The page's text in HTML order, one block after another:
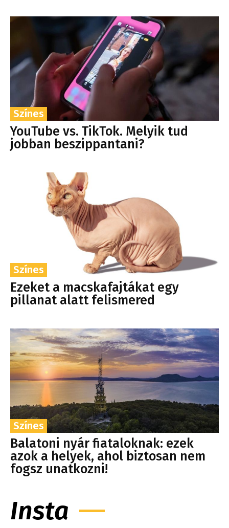
Színes
YouTube vs. TikTok. Melyik tud
jobban beszippantani?
Színes
Ezeket a macskafajtákat egy
pillanat alatt felismered
Színes
Balatoni nyár fiataloknak: ezek
azok a helyek, ahol biztosan nem
fogsz unatkozni!
Insta